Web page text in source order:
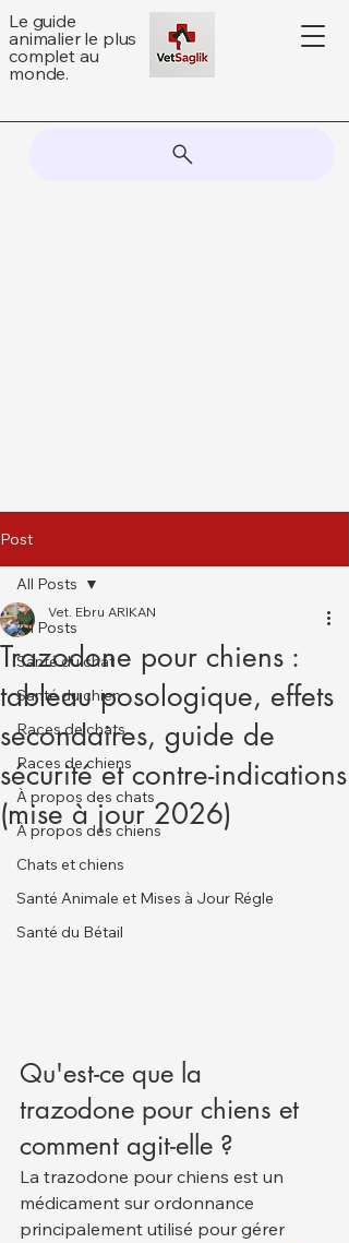
Le guide
animalier le plus
complet au
monde.
Post
All Posts
Santé du chat
Santé du chien
Races de chats
Races de chiens
À propos des chats
À propos des chiens
Chats et chiens
Santé Animale et Mises à Jour Régle
Santé du Bétail
All Posts
Trazodone pour chiens :
tableau posologique, effets
secondaires, guide de
sécurité et contre-indications
(mise à jour 2026)
Vet. Ebru ARIKAN
Qu'est-ce que la
trazodone pour chiens et
comment agit-elle ?
La trazodone pour chiens est un
médicament sur ordonnance
principalement utilisé pour gérer